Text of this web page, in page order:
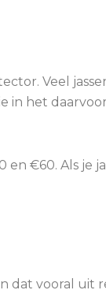
Veel
in het
€60. Als je
dat vooral